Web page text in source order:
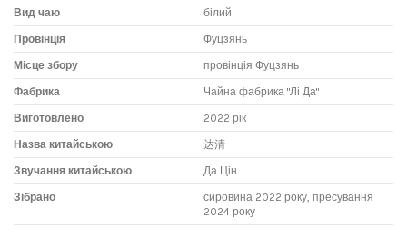
Вид чаю білий
Провінція Фуцзянь
Місце збору провінція Фуцзянь
Фабрика Чайна фабрика "Лі Да"
Виготовлено 2022 рік
Назва китайською 达清
Звучання китайською Да Цін
Зібрано
сировина 2022 року, пресування
2024 року